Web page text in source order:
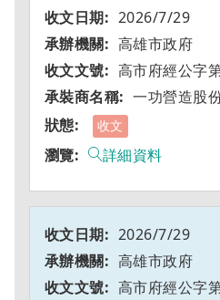
2026/7/29
高雄市政府
高市府經公字
一功營造股
收文
詳細資料
2026/7/29
高雄市政府
高市府經公字